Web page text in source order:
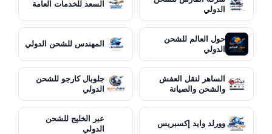
الدولي
السعد للخدمات العامة
حول العالم للشحن
الدولي
المهندس للشحن الدولي
الساهر لنقل العفش
والشحن والصيانة
جلوبال كارجو للشحن
الدولي
وورلد وايد إكسبريس
عبر الخليج للشحن
الدولي